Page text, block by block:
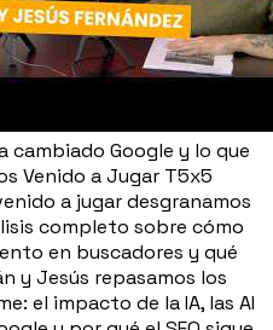
cambiado Google y lo que
Venido a Jugar T5x5
a jugar desgranamos
completo sobre cómo
en buscadores y qué
y Jesús repasamos los
el impacto de la IA, las AI